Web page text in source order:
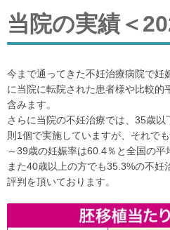
当院の実績＜
今まで通ってきた不妊治療病院で妊
に当院に転院された患者様や比較的
含みます。
さらに当院の不妊治療では、35歳
則1個で実施していますが、それで
～39歳の妊娠率は60.4％と全国の平
また40歳以上の方でも35.3%の不妊
評判を頂いております。